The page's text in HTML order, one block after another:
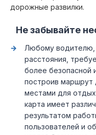
дорожные развилки.
Не забывайте
Любому
расстояния,
более безопасной
построив маршрут
местами для
карта имеет
результатом
пользователей и